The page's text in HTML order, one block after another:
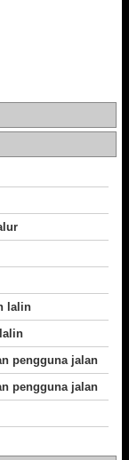
lalin
pengguna jalan
pengguna jalan